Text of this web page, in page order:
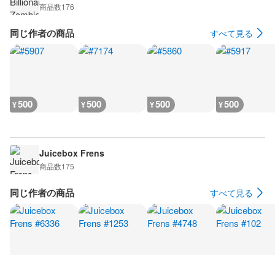
商品数176
同じ作者の商品 すべて見る
¥500 ¥500 ¥500 ¥500
Juicebox Frens
商品数175
同じ作者の商品 すべて見る